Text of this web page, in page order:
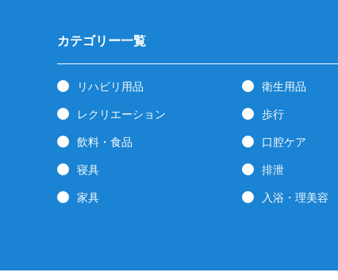
カテゴリー一覧
リハビリ用品 衛生用品
レクリエーション 歩行
飲料・食品 口腔ケア
寝具 排泄
家具 入浴・理美容